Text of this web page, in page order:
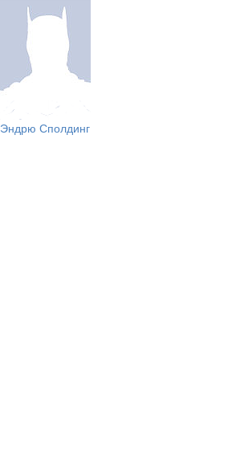
Эндрю Сполдинг